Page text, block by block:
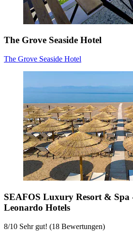
The Grove Seaside Hotel
The Grove Seaside Hotel
SEAFOS Luxury Resort &
Leonardo Hotels
8/10 Sehr gut! (18 Bewertungen)